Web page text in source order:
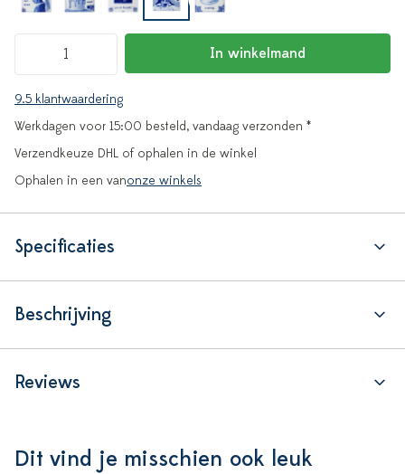
In winkelmand
9.5 klantwaardering
Werkdagen voor 15:00 besteld, vandaag verzonden *
Verzendkeuze DHL of ophalen in de winkel
Ophalen in een vanonze winkels
Specificaties
Beschrijving
Reviews
Dit vind je misschien ook leuk